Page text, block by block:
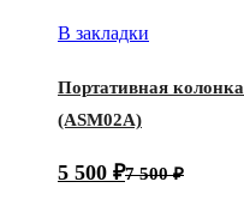
В закладки
Портативная
(ASM02A)
5 500 ₽7 500₽